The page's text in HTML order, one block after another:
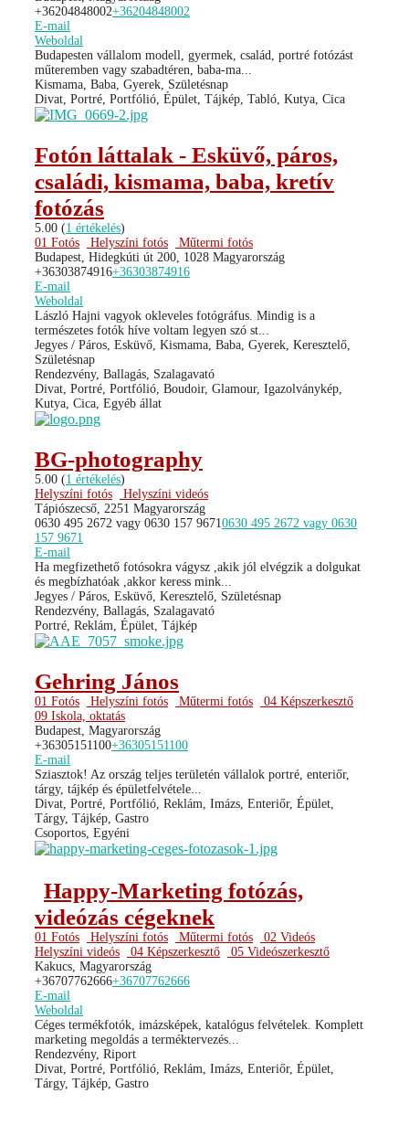
+36204848002+36204848002
E-mail
Weboldal
Budapesten vállalom modell, gyermek, család, portré fotózást
műteremben vagy szabadtéren, baba-ma...
Kismama, Baba, Gyerek, Születésnap
Divat, Portré, Portfólió, Épület, Tájkép, Tabló, Kutya, Cica
Fotón láttalak - Esküvő, páros,
családi, kismama, baba, kretív
fotózás
5.00 (1 értékelés)
01 Fotós
Helyszíni fotós
Műtermi fotós
Budapest, Hidegkúti út 200, 1028 Magyarország
+36303874916+36303874916
E-mail
Weboldal
László Hajni vagyok okleveles fotógráfus. Mindig is a
természetes fotók híve voltam legyen szó st...
Jegyes / Páros, Esküvő, Kismama, Baba, Gyerek, Keresztelő,
Születésnap
Rendezvény, Ballagás, Szalagavató
Divat, Portré, Portfólió, Boudoir, Glamour, Igazolványkép,
Kutya, Cica, Egyéb állat
BG-photography
5.00 (1 értékelés)
Helyszíni fotós
Helyszíni videós
Tápiószecső, 2251 Magyarország
0630 495 2672 vagy 0630 157 9671 0630 495 2672 vagy 0630
157 9671
E-mail
Ha megfizethető fotósokra vágysz ,akik jól elvégzik a dolgukat
és megbízhatóak ,akkor keress mink...
Jegyes / Páros, Esküvő, Keresztelő, Születésnap
Rendezvény, Ballagás, Szalagavató
Portré, Reklám, Épület, Tájkép
Gehring János
01 Fotós Helyszíni fotós Műtermi fotós
04 Képszerkesztő
09 Iskola, oktatás
Budapest, Magyarország
+36305151100+36305151100
E-mail
Sziasztok! Az ország teljes területén vállalok portré, enteriőr,
tárgy, tájkép és épületfelvétele...
Divat, Portré, Portfólió, Reklám, Imázs, Enteriőr, Épület,
Tárgy, Tájkép, Gastro
Csoportos, Egyéni
Happy-Marketing fotózás,
videózás cégeknek
01 Fotós Helyszíni fotós Műtermi fotós
02 Videós
Helyszíni videós
04 Képszerkesztő
05 Videószerkesztő
Kakucs, Magyarország
+36707762666+36707762666
E-mail
Weboldal
Céges termékfotók, imázsképek, katalógus felvételek. Komplett
marketing megoldás a terméktervezés...
Rendezvény, Riport
Divat, Portré, Portfólió, Reklám, Imázs, Enteriőr, Épület,
Tárgy, Tájkép, Gastro